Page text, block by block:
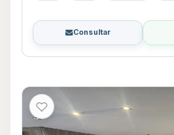
Consultar